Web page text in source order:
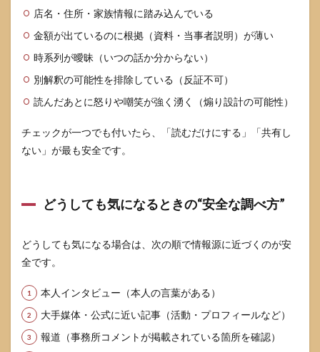
店名・住所・家族情報に踏み込んでいる
金額が出ているのに根拠（資料・当事者説明）が薄い
時系列が曖昧（いつの話か分からない）
別解釈の可能性を排除している（反証不可）
読んだあとに怒りや嘲笑が強く湧く（煽り設計の可能性）
チェックが一つでも付いたら、「読むだけにする」「共有し
ない」が最も安全です。
どうしても気になるときの“安全な調べ方”
どうしても気になる場合は、次の順で情報源に近づくのが安
全です。
本人インタビュー（本人の言葉がある）
大手媒体・公式に近い記事（活動・プロフィールなど）
報道（事務所コメントが掲載されている箇所を確認）